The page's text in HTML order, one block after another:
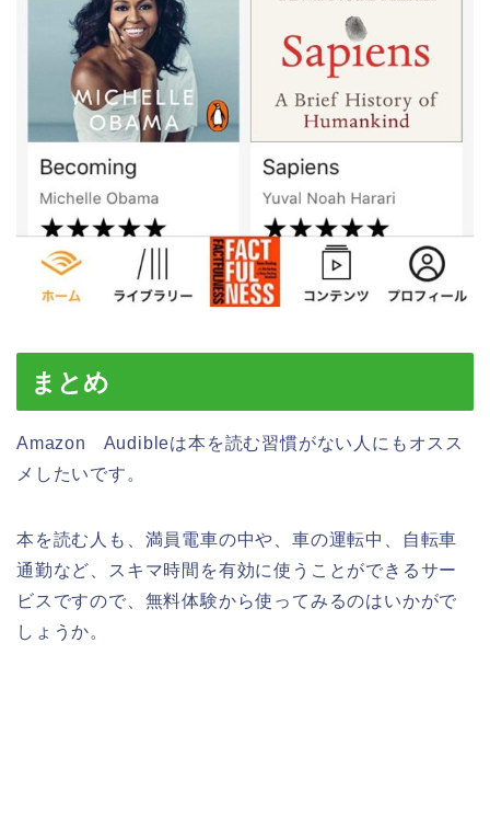
まとめ
Amazon Audibleは本を読む習慣がない人にもオスス
メしたいです。
本を読む人も、満員電車の中や、車の運転中、自転車
通勤など、スキマ時間を有効に使うことができるサー
ビスですので、無料体験から使ってみるのはいかがで
しょうか。